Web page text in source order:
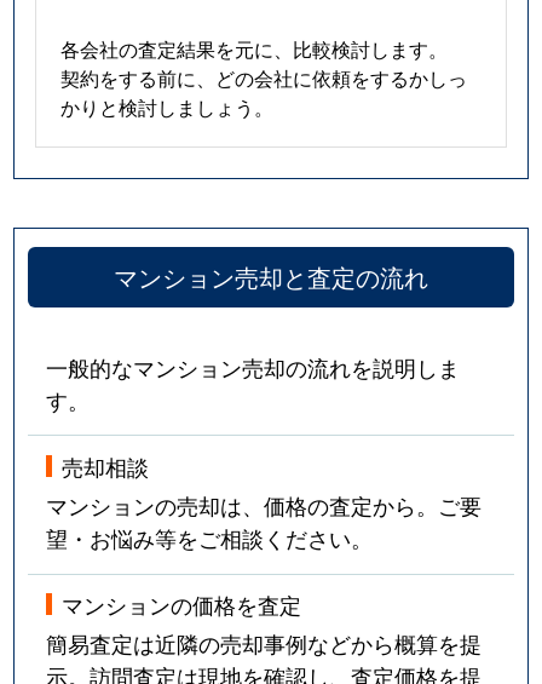
各会社の査定結果を元に、比較検討します。
契約をする前に、どの会社に依頼をするかしっ
かりと検討しましょう。
マンション売却と査定の流れ
一般的なマンション売却の流れを説明しま
す。
売却相談
マンションの売却は、価格の査定から。ご要
望・お悩み等をご相談ください。
マンションの価格を査定
簡易査定は近隣の売却事例などから概算を提
示。訪問査定は現地を確認し、査定価格を提